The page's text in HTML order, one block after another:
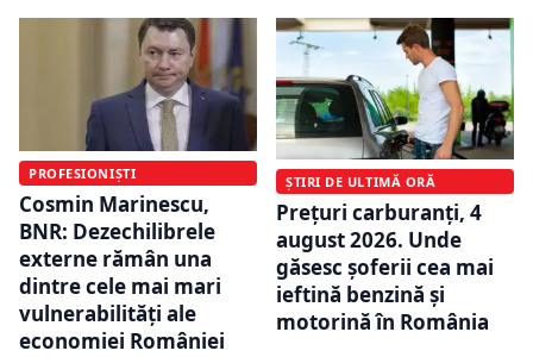
PROFESIONIȘTI
Cosmin Marinescu,
BNR: Dezechilibrele
externe rămân una
dintre cele mai mari
vulnerabilități ale
economiei României
ȘTIRI DE ULTIMĂ ORĂ
Prețuri carburanți, 4
august 2026. Unde
găsesc șoferii cea mai
ieftină benzină și
motorină în România